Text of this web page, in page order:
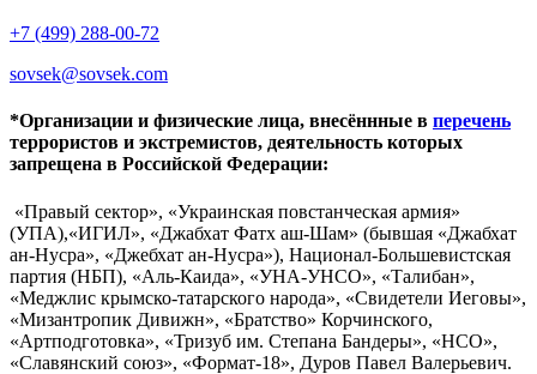
+7 (499) 288-00-72
sovsek@sovsek.com
*Организации и физические лица, внесённные в перечень
террористов и экстремистов, деятельность которых
запрещена в Российской Федерации:
«Правый сектор», «Украинская повстанческая армия»
(УПА),«ИГИЛ», «Джабхат Фатх аш-Шам» (бывшая «Джабхат
ан-Нусра», «Джебхат ан-Нусра»), Национал-Большевистская
партия (НБП), «Аль-Каида», «УНА-УНСО», «Талибан»,
«Меджлис крымско-татарского народа», «Свидетели Иеговы»,
«Мизантропик Дивижн», «Братство» Корчинского,
«Артподготовка», «Тризуб им. Степана Бандеры», «НСО»,
«Славянский союз», «Формат-18», Дуров Павел Валерьевич.